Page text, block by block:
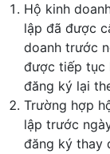
Hộ kinh
lập đã được
doanh trước
được tiếp tục
đăng ký lại
Trường hợp
lập trước
đăng ký thay